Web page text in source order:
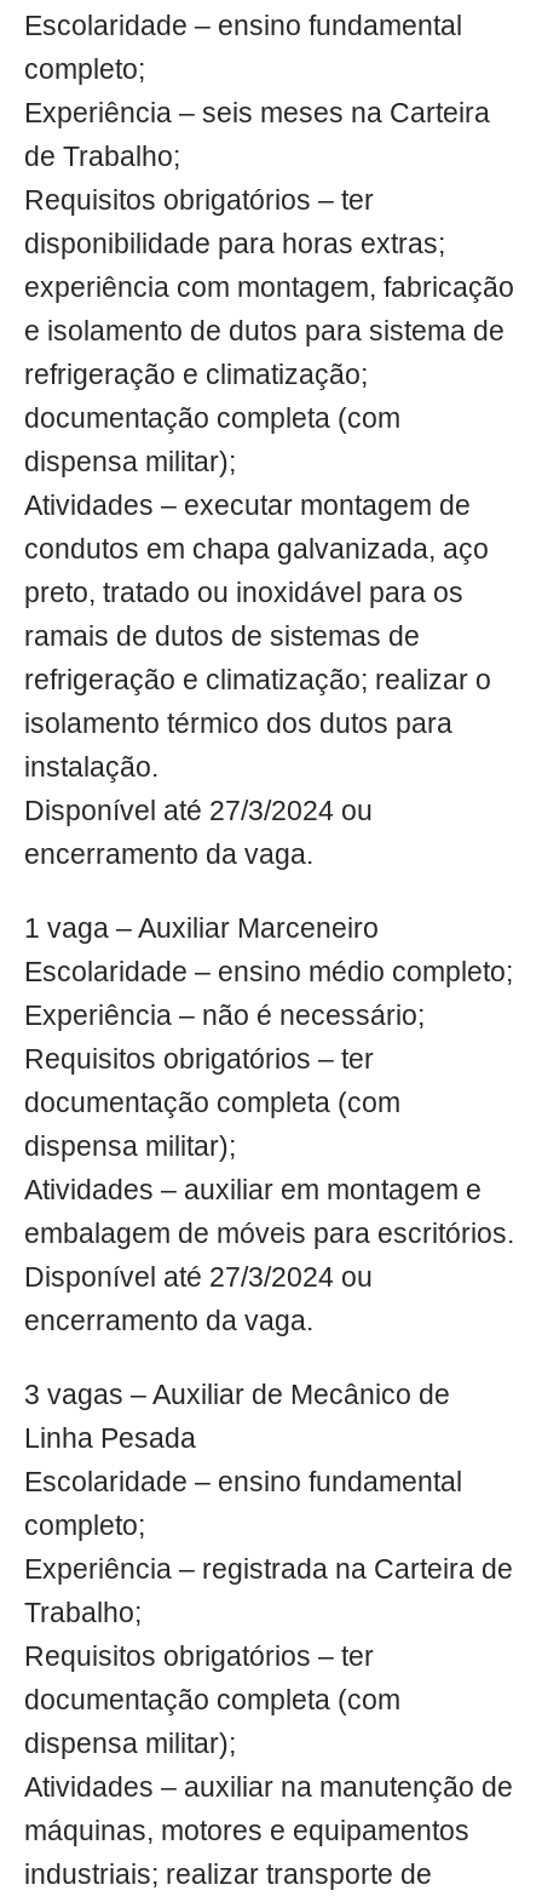
Escolaridade – ensino fundamental
completo;
Experiência – seis meses na Carteira
de Trabalho;
Requisitos obrigatórios – ter
disponibilidade para horas extras;
experiência com montagem, fabricação
e isolamento de dutos para sistema de
refrigeração e climatização;
documentação completa (com
dispensa militar);
Atividades – executar montagem de
condutos em chapa galvanizada, aço
preto, tratado ou inoxidável para os
ramais de dutos de sistemas de
refrigeração e climatização; realizar o
isolamento térmico dos dutos para
instalação.
Disponível até 27/3/2024 ou
encerramento da vaga.
1 vaga – Auxiliar Marceneiro
Escolaridade – ensino médio completo;
Experiência – não é necessário;
Requisitos obrigatórios – ter
documentação completa (com
dispensa militar);
Atividades – auxiliar em montagem e
embalagem de móveis para escritórios.
Disponível até 27/3/2024 ou
encerramento da vaga.
3 vagas – Auxiliar de Mecânico de
Linha Pesada
Escolaridade – ensino fundamental
completo;
Experiência – registrada na Carteira de
Trabalho;
Requisitos obrigatórios – ter
documentação completa (com
dispensa militar);
Atividades – auxiliar na manutenção de
máquinas, motores e equipamentos
industriais; realizar transporte de